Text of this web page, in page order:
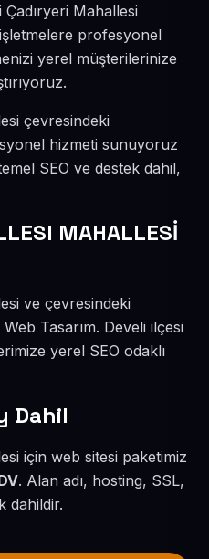
Çadıryeri Mahallesi
profesyonel
yerel müşterilerinize
çevresindeki
hizmeti sunuyoruz
SEO ve destek dahil,
MAHALLESİ
ve çevresindeki
Tasarım. Develi ilçesi
yerel SEO odaklı
Dahil
için web sitesi paketimiz
. Alan adı, hosting, SSL,
dahildir.